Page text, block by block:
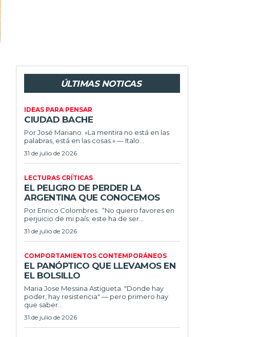
ÚLTIMAS NOTICAS
IDEAS PARA PENSAR
CIUDAD BACHE
Por José Mariano. «La mentira no está en las
palabras, está en las cosas.» — Italo...
31 de julio de 2026
LECTURAS CRÍTICAS
EL PELIGRO DE PERDER LA
ARGENTINA QUE CONOCEMOS
Por Enrico Colombres. “No quiero favores en
perjuicio de mi país; este ha de ser...
31 de julio de 2026
COMPORTAMIENTOS CONTEMPORÁNEOS
EL PANÓPTICO QUE LLEVAMOS EN
EL BOLSILLO
Maria Jose Messina Astigueta. "Donde hay
poder, hay resistencia" — pero primero hay
que saber...
31 de julio de 2026